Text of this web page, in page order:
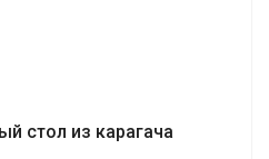
стол из карагача